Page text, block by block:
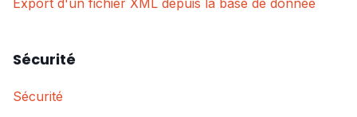
Export d'un fichier XML depuis la base de donnée
Sécurité
Sécurité